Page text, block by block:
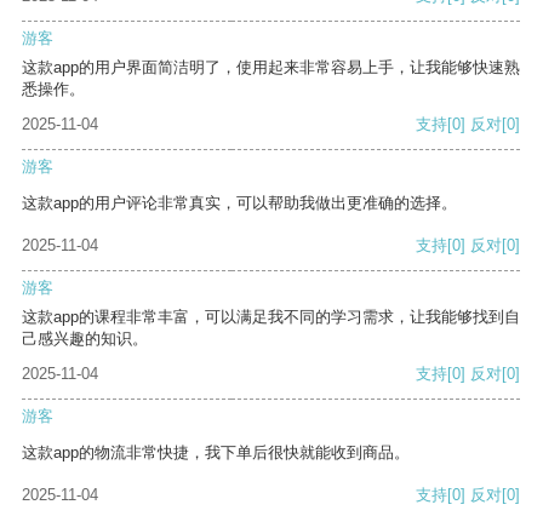
游客
这款app的用户界面简洁明了，使用起来非常容易上手，让我能够快速熟
悉操作。
2025-11-04
支持[0] 反对[0]
游客
这款app的用户评论非常真实，可以帮助我做出更准确的选择。
2025-11-04 支持[0] 反对[0]
游客
这款app的课程非常丰富，可以满足我不同的学习需求，让我能够找到自
己感兴趣的知识。
2025-11-04
支持[0] 反对[0]
游客
这款app的物流非常快捷，我下单后很快就能收到商品。
2025-11-04 支持[0] 反对[0]